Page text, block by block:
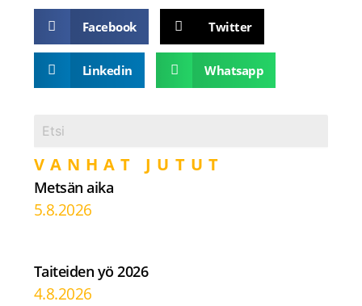
Facebook Twitter
Linkedin Whatsapp
VANHAT JUTUT
Metsän aika
5.8.2026
Taiteiden yö 2026
4.8.2026